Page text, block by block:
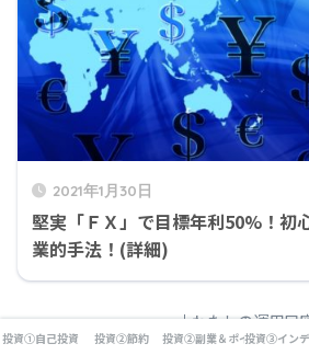
2021年1月30日
堅実「ＦＸ」で目標年利50%！初
業的手法！(詳細)
↓わたしの運用口
投資①自己投資 投資②節約 投資②副業＆ポイ活投資③イン